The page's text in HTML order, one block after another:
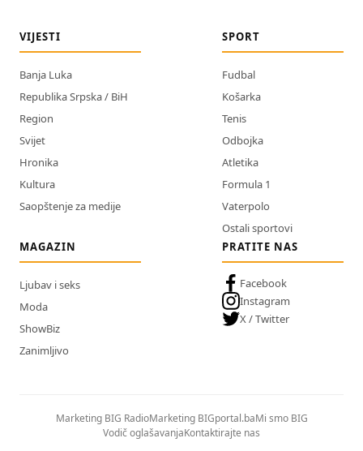
VIJESTI
Banja Luka
Republika Srpska / BiH
Region
Svijet
Hronika
Kultura
Saopštenje za medije
SPORT
Fudbal
Košarka
Tenis
Odbojka
Atletika
Formula 1
Vaterpolo
Ostali sportovi
MAGAZIN
Ljubav i seks
Moda
ShowBiz
Zanimljivo
PRATITE NAS
Facebook
Instagram
X / Twitter
Marketing BIG RadioMarketing BIGportal.baMi smo BIG
Vodič oglašavanjaKontaktirajte nas